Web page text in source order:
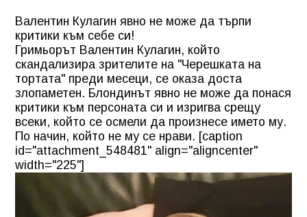
Валентин Кулагин явно не може да търпи
критики към себе си!
Гримьорът Валентин Кулагин, който
скандализира зрителите на "Черешката на
тортата" преди месеци, се оказа доста
злопаметен. Блондинът явно не може да понася
критики към персоната си и изригва срещу
всеки, който се осмели да произнесе името му.
По начин, който не му се нрави. [caption
id="attachment_548481" align="aligncenter"
width="225"]